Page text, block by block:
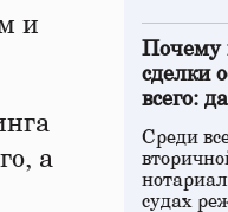
и
а
Почему
сделки
всего:
Среди
судах